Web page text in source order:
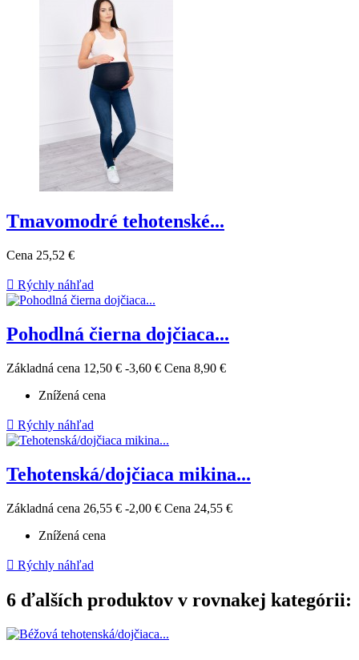
Tmavomodré tehotenské...
Cena 25,52 €
 Rýchly náhľad
Pohodlná čierna dojčiaca...
Základná cena 12,50 € -3,60 € Cena 8,90 €
Znížená cena
 Rýchly náhľad
Tehotenská/dojčiaca mikina...
Základná cena 26,55 € -2,00 € Cena 24,55 €
Znížená cena
 Rýchly náhľad
6 ďalších produktov v rovnakej kategórii: